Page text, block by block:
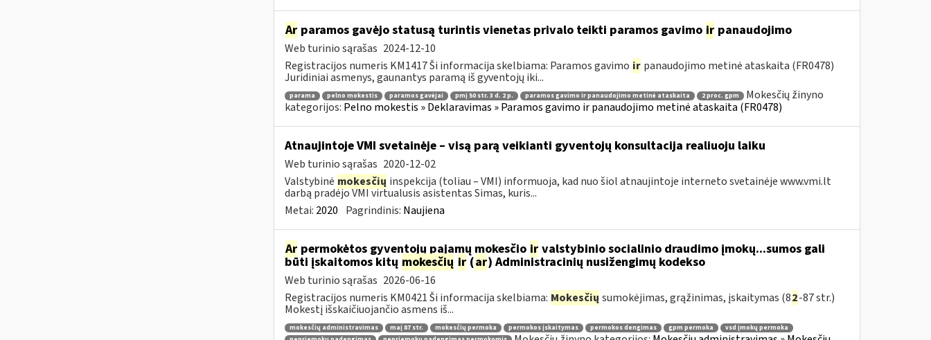
Arparamos gavėjo statusą turintis vienetas privalo teikti paramos gavimo irpanaudojimo
Web turinio sąrašas 2024-12-10
Registracijos numeris KM1417 Ši informacija skelbiama: Paramos gavimo ir panaudojimo metinė ataskaita (FR0478)
Juridiniai asmenys, gaunantys paramą iš gyventojų iki...
parama pelno mokestis paramos gavėjai pmį 50 str. 3 d. 2 p. paramos gavimo ir panaudojimo metinė ataskaita 2 proc. gpm
Mokesčių žinyno
kategorijos: Pelno mokestis » Deklaravimas » Paramos gavimo ir panaudojimo metinė ataskaita (FR0478)
Atnaujintoje VMI svetainėje – visą parą veikianti gyventojų konsultacija realiuoju laiku
Web turinio sąrašas 2020-12-02
Valstybinė mokesčių inspekcija (toliau – VMI) informuoja, kad nuo šiol atnaujintoje interneto svetainėje www.vmi.lt
darbą pradėjo VMI virtualusis asistentas Simas, kuris...
Metai: 2020 Pagrindinis: Naujiena
Arpermokėtos gyventojų pajamų mokesčio irvalstybinio socialinio draudimo įmokų...sumos gali
būti įskaitomos kitų mokesčių ir(ar) Administracinių nusižengimų kodekso
Web turinio sąrašas 2026-06-16
Registracijos numeris KM0421 Ši informacija skelbiama: Mokesčių sumokėjimas, grąžinimas, įskaitymas (82-87 str.)
Mokestį išskaičiuojančio asmens iš...
mokesčių administravimas maį 87 str. mokesčių permoka permokos įskaitymas permokos dengimas gpm permoka
vsd įmokų permoka